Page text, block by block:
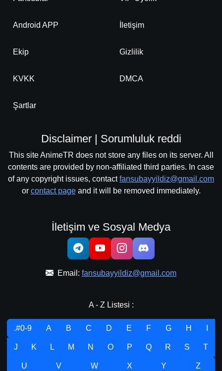
Bölüm No: 25 Detaylar
Android APP İletişim
Ekip Gizlilik
KVKK DMCA
Şartlar
Disclaimer | Sorumluluk reddi
This site AnimeTR does not store any files on its server. All
contents are provided by non-affiliated third parties. In case
of any copyright issues, contactfansubayyildiz@gmail.com
or contact pageand it will be removed immediately.
İletişim ve Sosyal Medya
Email: fansubayyildiz@gmail.com
A - Z Listesi :
.#0-9 A B C D E F G H
J K L M N O P Q R S T
U V W X Y Z